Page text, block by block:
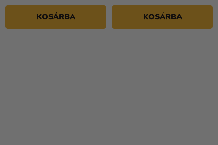
KOSÁRBA KOSÁRBA